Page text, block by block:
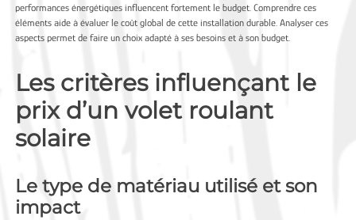
performances énergétiques influencent fortement le budget. Comprendre ces
éléments aide à évaluer le coût global de cette installation durable. Analyser ces
aspects permet de faire un choix adapté à ses besoins et à son budget.
Les critères influençant le
prix d’un volet roulant
solaire
Le type de matériau utilisé et son
impact